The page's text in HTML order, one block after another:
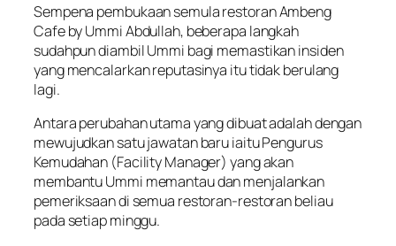
Sempena pembukaan semula restoran Ambeng
Cafe by Ummi Abdullah, beberapa langkah
sudahpun diambil Ummi bagi memastikan insiden
yang mencalarkan reputasinya itu tidak berulang
lagi.
Antara perubahan utama yang dibuat adalah dengan
mewujudkan satu jawatan baru iaitu Pengurus
Kemudahan (Facility Manager) yang akan
membantu Ummi memantau dan menjalankan
pemeriksaan di semua restoran-restoran beliau
pada setiap minggu.